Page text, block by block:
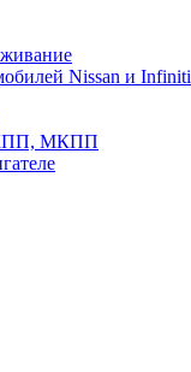
Nissan и Infiniti
МКПП